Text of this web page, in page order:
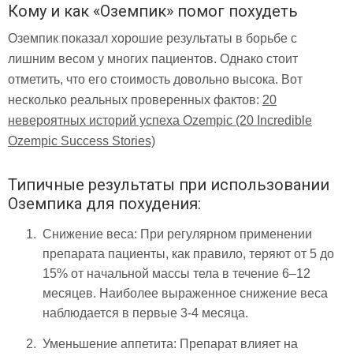
Кому и как «Оземпик» помог похудеть
Оземпик показал хорошие результаты в борьбе с
лишним весом у многих пациентов. Однако стоит
отметить, что его стоимость довольно высока. Вот
несколько реальных проверенных фактов: 20
невероятных историй успеха Ozempic (20 Incredible
Ozempic Success Stories)
Типичные результаты при использовании
Оземпика для похудения:
Снижение веса: При регулярном применении
препарата пациенты, как правило, теряют от 5 до
15% от начальной массы тела в течение 6–12
месяцев. Наиболее выраженное снижение веса
наблюдается в первые 3-4 месяца.
Уменьшение аппетита: Препарат влияет на